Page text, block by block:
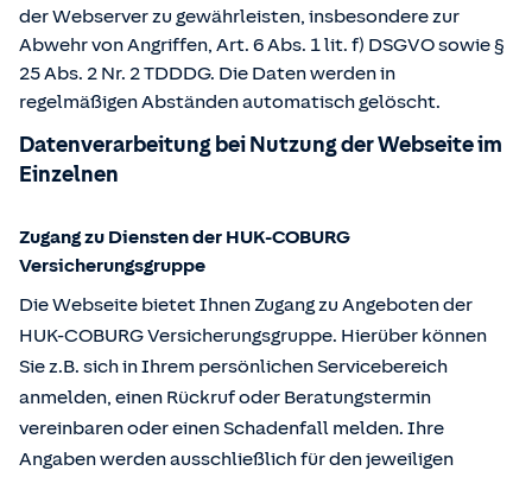
der Webserver zu gewährleisten, insbesondere zur
Abwehr von Angriffen, Art. 6 Abs. 1 lit. f) DSGVO sowie §
25 Abs. 2 Nr. 2 TDDDG. Die Daten werden in
regelmäßigen Abständen automatisch gelöscht.
Datenverarbeitung bei Nutzung der Webseite im
Einzelnen
Zugang zu Diensten der HUK-COBURG
Versicherungsgruppe
Die Webseite bietet Ihnen Zugang zu Angeboten der
HUK-COBURG Versicherungsgruppe. Hierüber können
Sie z.B. sich in Ihrem persönlichen Servicebereich
anmelden, einen Rückruf oder Beratungstermin
vereinbaren oder einen Schadenfall melden. Ihre
Angaben werden ausschließlich für den jeweiligen